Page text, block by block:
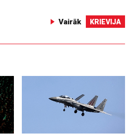
Vairāk KRIEVIJA